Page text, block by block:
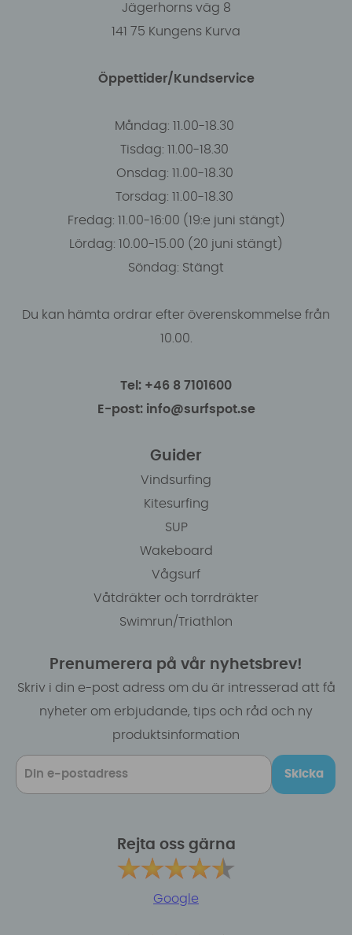
Jägerhorns väg 8
141 75 Kungens Kurva
Öppettider/Kundservice
Måndag: 11.00-18.30
Tisdag: 11.00-18.30
Onsdag: 11.00-18.30
Torsdag: 11.00-18.30
Fredag: 11.00-16:00 (19:e juni stängt)
Lördag: 10.00-15.00 (20 juni stängt)
Söndag: Stängt
Du kan hämta ordrar efter överenskommelse från
10.00.
Tel: +46 8 7101600
E-post: info@surfspot.se
Guider
Vindsurfing
Kitesurfing
SUP
Wakeboard
Vågsurf
Våtdräkter och torrdräkter
Swimrun/Triathlon
Prenumerera på vår nyhetsbrev!
Skriv i din e-post adress om du är intresserad att få
nyheter om erbjudande, tips och råd och ny
produktsinformation
Skicka
Rejta oss gärna
Google